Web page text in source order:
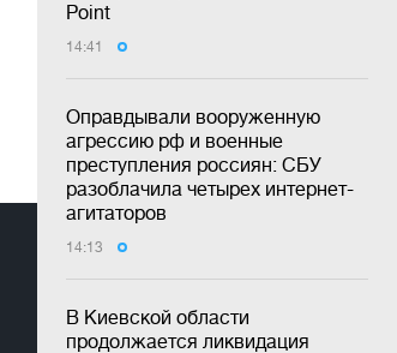
Point
14:41
Оправдывали вооруженную
агрессию рф и военные
преступления россиян: СБУ
разоблачила четырех интернет-
агитаторов
14:13
В Киевской области
продолжается ликвидация